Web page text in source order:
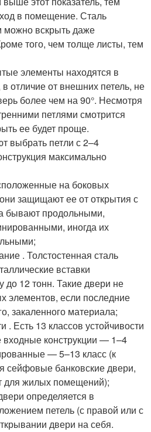
в помещение. Сталь
вскрыть даже
того, чем толще листы, тем
элементы находятся в
отличие от внешних петель, не
более чем на 90°. Несмотря
петлями смотрится
ее будет проще.
выбрать петли с 2–4
максимально
на боковых
защищают ее от открытия с
бывают продольными,
иногда их
. Толстостенная сталь
вставки
до 12 тонн. Такие двери не
элементов, если последние
закаленного материала;
. Есть 13 классов устойчивости
конструкции — 1–4
— 5–13 класс (к
сейфовые банковские двери,
для жилых помещений);
определяется в
петель (с правой или с
двери на себя.